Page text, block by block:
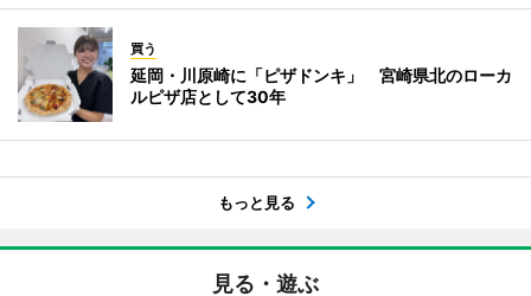
買う
延岡・川原崎に「ピザドンキ」 宮崎県北のローカ
ルピザ店として30年
もっと見る
見る・遊ぶ